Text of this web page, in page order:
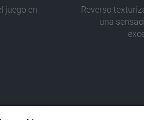
juego en
Reverso
una